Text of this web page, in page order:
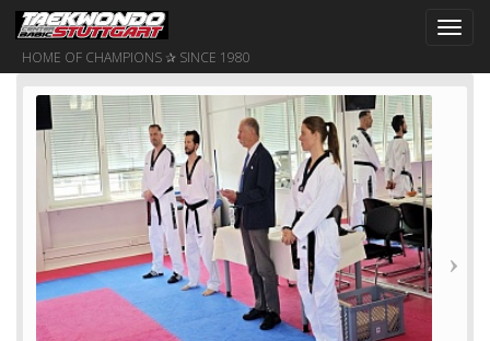
HOME OF CHAMPIONS ✰ SINCE 1980